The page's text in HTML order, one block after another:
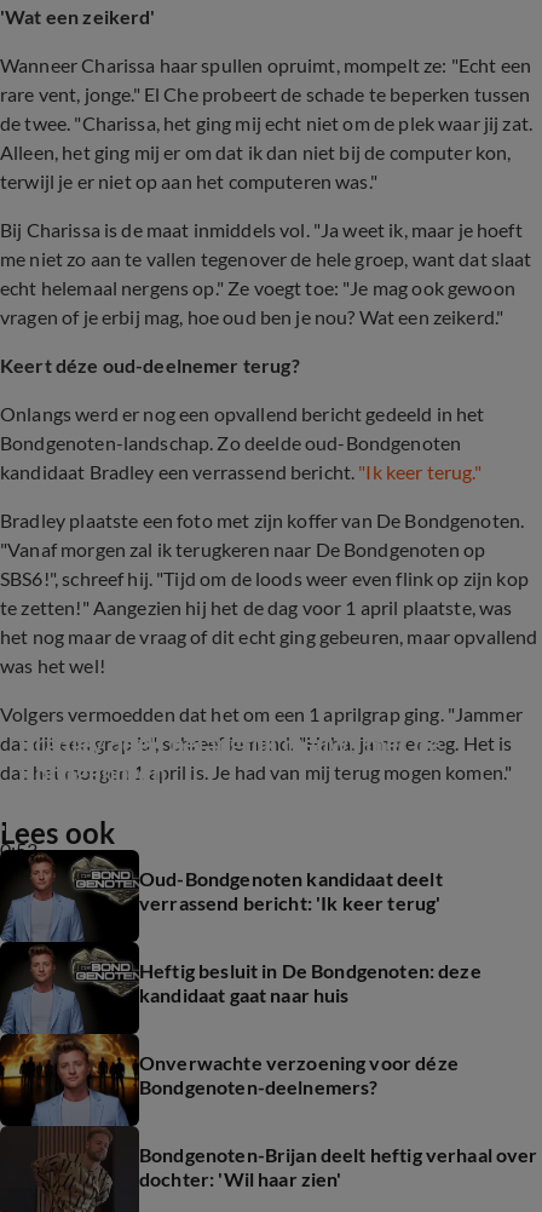
'Wat een zeikerd'
Wanneer Charissa haar spullen opruimt, mompelt ze: "Echt een
rare vent, jonge." El Che probeert de schade te beperken tussen
de twee. "Charissa, het ging mij echt niet om de plek waar jij zat.
Alleen, het ging mij er om dat ik dan niet bij de computer kon,
terwijl je er niet op aan het computeren was."
Bij Charissa is de maat inmiddels vol. "Ja weet ik, maar je hoeft
me niet zo aan te vallen tegenover de hele groep, want dat slaat
echt helemaal nergens op." Ze voegt toe: "Je mag ook gewoon
vragen of je erbij mag, hoe oud ben je nou? Wat een zeikerd."
Keert déze oud-deelnemer terug?
Onlangs werd er nog een opvallend bericht gedeeld in het
Bondgenoten-landschap. Zo deelde oud-Bondgenoten
kandidaat Bradley een verrassend bericht. "Ik keer terug."
Bradley plaatste een foto met zijn koffer van De Bondgenoten.
"Vanaf morgen zal ik terugkeren naar De Bondgenoten op
SBS6!", schreef hij. "Tijd om de loods weer even flink op zijn kop
te zetten!" Aangezien hij het de dag voor 1 april plaatste, was
het nog maar de vraag of dit echt ging gebeuren, maar opvallend
was het wel!
Volgers vermoedden dat het om een 1 aprilgrap ging. "Jammer
dat dit een grap is", schreef iemand. "Haha, jammer zeg. Het is
dat het morgen 1 april is. Je had van mij terug mogen komen."
0:53
Bradley deelt belangrijk nieuws met de
Bondgenoten
Lees ook
Oud-Bondgenoten kandidaat deelt
verrassend bericht: 'Ik keer terug'
Heftig besluit in De Bondgenoten: deze
kandidaat gaat naar huis
Onverwachte verzoening voor déze
Bondgenoten-deelnemers?
Bondgenoten-Brijan deelt heftig verhaal over
dochter: 'Wil haar zien'